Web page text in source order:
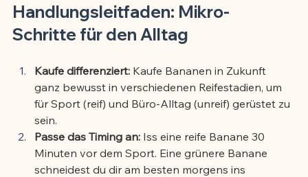
Handlungsleitfaden: Mikro-
Schritte für den Alltag
Kaufe differenziert: Kaufe Bananen in Zukunft
ganz bewusst in verschiedenen Reifestadien, um
für Sport (reif) und Büro-Alltag (unreif) gerüstet zu
sein.
Passe das Timing an: Iss eine reife Banane 30
Minuten vor dem Sport. Eine grünere Banane
schneidest du dir am besten morgens ins